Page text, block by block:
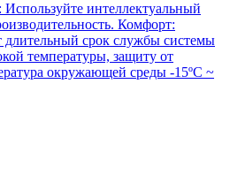
интеллектуальный
Комфорт:
длительный срок службы системы
температуры, защиту от
окружающей среды -15ºC ~